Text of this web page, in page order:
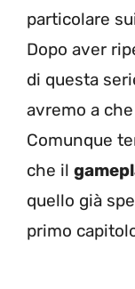
particolare
Dopo aver
di questa
avremo a
Comunque
che il
quello già
primo